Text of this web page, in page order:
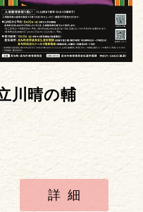
川晴の輔
詳細